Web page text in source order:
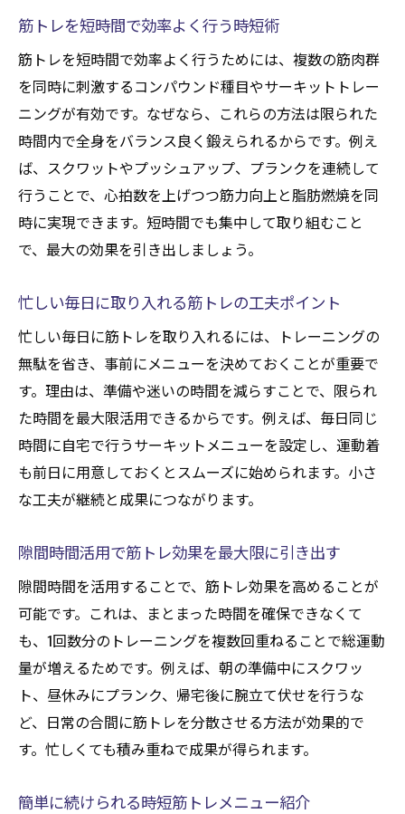
筋トレを短時間で効率よく行う時短術
筋トレを短時間で効率よく行うためには、複数の筋肉群
を同時に刺激するコンパウンド種目やサーキットトレー
ニングが有効です。なぜなら、これらの方法は限られた
時間内で全身をバランス良く鍛えられるからです。例え
ば、スクワットやプッシュアップ、プランクを連続して
行うことで、心拍数を上げつつ筋力向上と脂肪燃焼を同
時に実現できます。短時間でも集中して取り組むこと
で、最大の効果を引き出しましょう。
忙しい毎日に取り入れる筋トレの工夫ポイント
忙しい毎日に筋トレを取り入れるには、トレーニングの
無駄を省き、事前にメニューを決めておくことが重要で
す。理由は、準備や迷いの時間を減らすことで、限られ
た時間を最大限活用できるからです。例えば、毎日同じ
時間に自宅で行うサーキットメニューを設定し、運動着
も前日に用意しておくとスムーズに始められます。小さ
な工夫が継続と成果につながります。
隙間時間活用で筋トレ効果を最大限に引き出す
隙間時間を活用することで、筋トレ効果を高めることが
可能です。これは、まとまった時間を確保できなくて
も、1回数分のトレーニングを複数回重ねることで総運動
量が増えるためです。例えば、朝の準備中にスクワッ
ト、昼休みにプランク、帰宅後に腕立て伏せを行うな
ど、日常の合間に筋トレを分散させる方法が効果的で
す。忙しくても積み重ねで成果が得られます。
簡単に続けられる時短筋トレメニュー紹介